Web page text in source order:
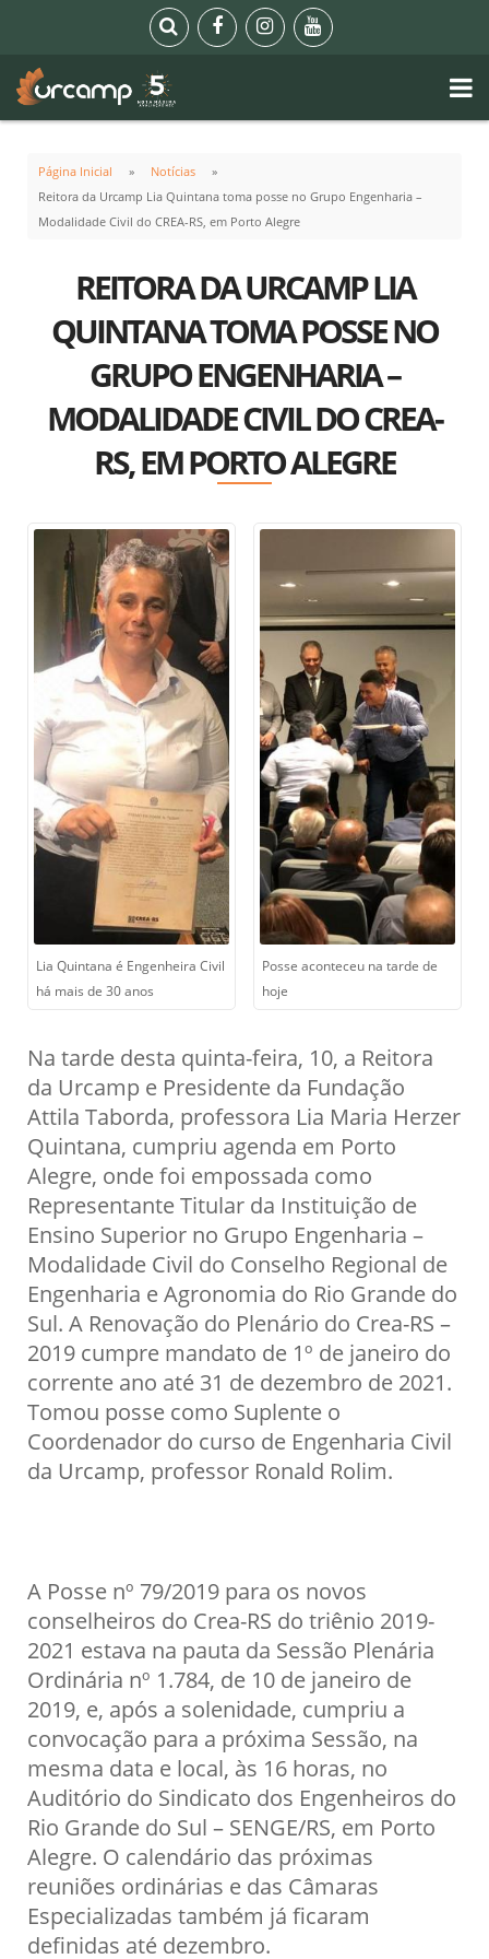
Página Inicial
Notícias
Reitora da Urcamp Lia Quintana toma posse no Grupo Engenharia –
Modalidade Civil do CREA-RS, em Porto Alegre
REITORA DA URCAMP LIA
QUINTANA TOMA POSSE NO
GRUPO ENGENHARIA –
MODALIDADE CIVIL DO CREA-
RS, EM PORTO ALEGRE
Lia Quintana é Engenheira Civil
há mais de 30 anos
Posse aconteceu na tarde de
hoje
Na tarde desta quinta-feira, 10, a Reitora
da Urcamp e Presidente da Fundação
Attila Taborda, professora Lia Maria Herzer
Quintana, cumpriu agenda em Porto
Alegre, onde foi empossada como
Representante Titular da Instituição de
Ensino Superior no Grupo Engenharia –
Modalidade Civil do Conselho Regional de
Engenharia e Agronomia do Rio Grande do
Sul. A Renovação do Plenário do Crea-RS –
2019 cumpre mandato de 1º de janeiro do
corrente ano até 31 de dezembro de 2021.
Tomou posse como Suplente o
Coordenador do curso de Engenharia Civil
da Urcamp, professor Ronald Rolim.
A Posse nº 79/2019 para os novos
conselheiros do Crea-RS do triênio 2019-
2021 estava na pauta da Sessão Plenária
Ordinária nº 1.784, de 10 de janeiro de
2019, e, após a solenidade, cumpriu a
convocação para a próxima Sessão, na
mesma data e local, às 16 horas, no
Auditório do Sindicato dos Engenheiros do
Rio Grande do Sul – SENGE/RS, em Porto
Alegre. O calendário das próximas
reuniões ordinárias e das Câmaras
Especializadas também já ficaram
definidas até dezembro.